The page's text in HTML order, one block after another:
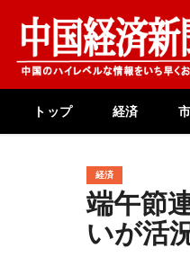
content
トップ 経済
経済
端午節
いが活